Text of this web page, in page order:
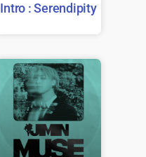
Intro : Serendipity